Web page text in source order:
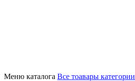
Меню каталога Все тоавары категории